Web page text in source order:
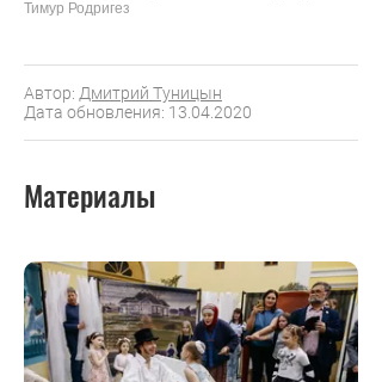
Тимур Родригез
Автор: Дмитрий Туницын
Дата обновления: 13.04.2020
Материалы